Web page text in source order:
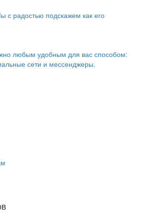
с радостью подскажем как его
любым удобным для вас способом:
сети и мессенджеры.